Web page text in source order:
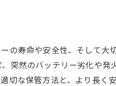
の寿命や安全性、そして大
突然のバッテリー劣化や発
切な保管方法と、より長く